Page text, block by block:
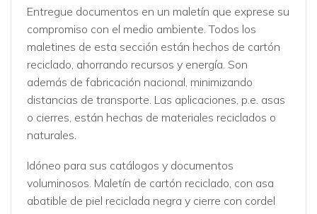
Entregue documentos en un maletín que exprese su
compromiso con el medio ambiente. Todos los
maletines de esta sección están hechos de cartón
reciclado, ahorrando recursos y energía. Son
además de fabricación nacional, minimizando
distancias de transporte. Las aplicaciones, p.e. asas
o cierres, están hechas de materiales reciclados o
naturales.
Idóneo para sus catálogos y documentos
voluminosos. Maletín de cartón reciclado, con asa
abatible de piel reciclada negra y cierre con cordel